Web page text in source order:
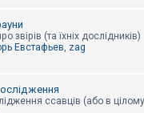
звірів (та їхніх дослідників)
Евстафьев, zag
ссавців (або в